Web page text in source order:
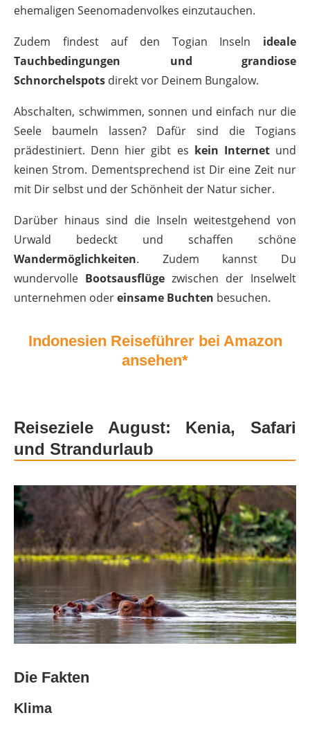
ehemaligen Seenomadenvolkes einzutauchen.
Zudem findest auf den Togian Inseln ideale
Tauchbedingungen und grandiose
Schnorchelspots direkt vor Deinem Bungalow.
Abschalten, schwimmen, sonnen und einfach nur die
Seele baumeln lassen? Dafür sind die Togians
prädestiniert. Denn hier gibt es kein Internetund
keinen Strom. Dementsprechend ist Dir eine Zeit nur
mit Dir selbst und der Schönheit der Natur sicher.
Darüber hinaus sind die Inseln weitestgehend von
Urwald bedeckt und schaffen schöne
Wandermöglichkeiten. Zudem kannst Du
wundervolle Bootsausflüge zwischen der Inselwelt
unternehmen odereinsame Buchten besuchen.
Indonesien Reiseführer bei Amazon
ansehen*
Reiseziele August: Kenia, Safari
und Strandurlaub
Die Fakten
Klima